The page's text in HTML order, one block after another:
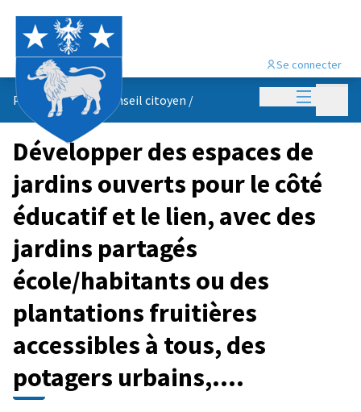
Menu
Se connecter
Propositions du conseil citoyen /
Développer des espaces de
jardins ouverts pour le côté
éducatif et le lien, avec des
jardins partagés
école/habitants ou des
plantations fruitières
accessibles à tous, des
potagers urbains,....